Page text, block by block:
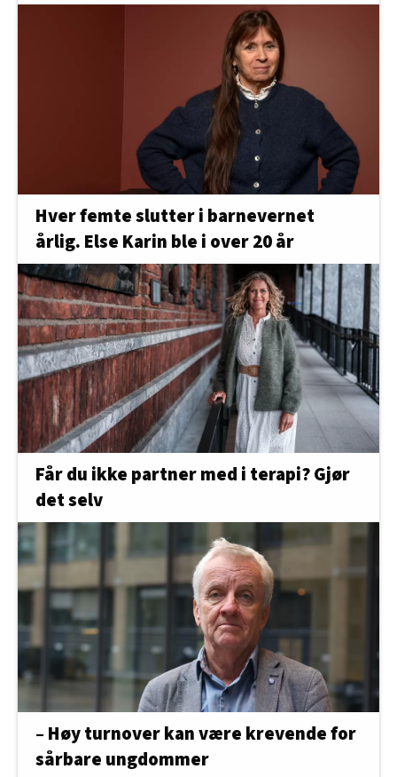
Hver femte slutter i barnevernet
årlig. Else Karin ble i over 20 år
Får du ikke partner med i terapi? Gjør
det selv
– Høy turnover kan være krevende for
sårbare ungdommer